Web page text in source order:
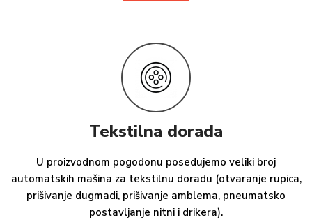
Tekstilna dorada
U proizvodnom pogodonu posedujemo veliki broj
automatskih mašina za tekstilnu doradu (otvaranje rupica,
prišivanje dugmadi, prišivanje amblema, pneumatsko
postavljanje nitni i drikera).